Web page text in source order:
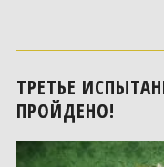
ТРЕТЬЕ
ПРОЙДЕНО!